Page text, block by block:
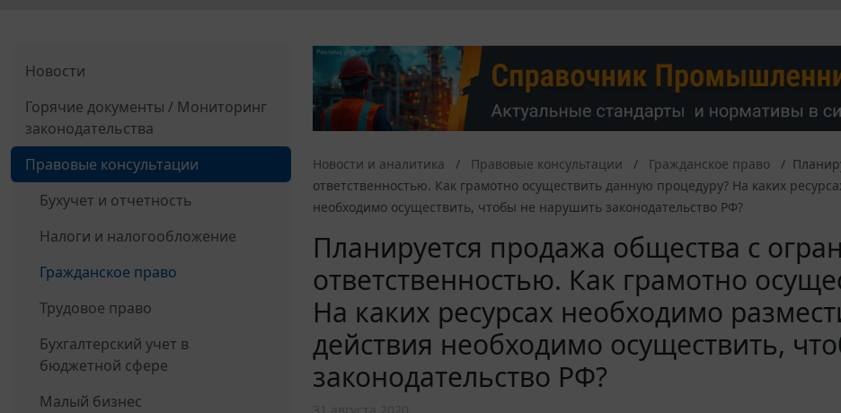
Новости
Горячие документы / Мониторинг
законодательства
Правовые консультации
Бухучет и отчетность
Налоги и налогообложение
Гражданское право
Трудовое право
Бухгалтерский учет в
бюджетной сфере
Малый бизнес
Новости и аналитика Правовые консультации Гражданское право
ответственностью. Как грамотно осуществить данную процедуру? На каких
необходимо осуществить, чтобы не нарушить законодательство РФ?
Планируется продажа общества с
ответственностью. Как грамотно
На каких ресурсах необходимо
действия необходимо осуществить,
законодательство РФ?